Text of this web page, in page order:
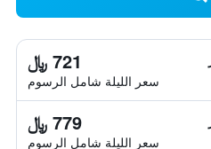
721 ﷼
سعر الليلة شامل الرسوم
779 ﷼
سعر الليلة شامل الرسوم